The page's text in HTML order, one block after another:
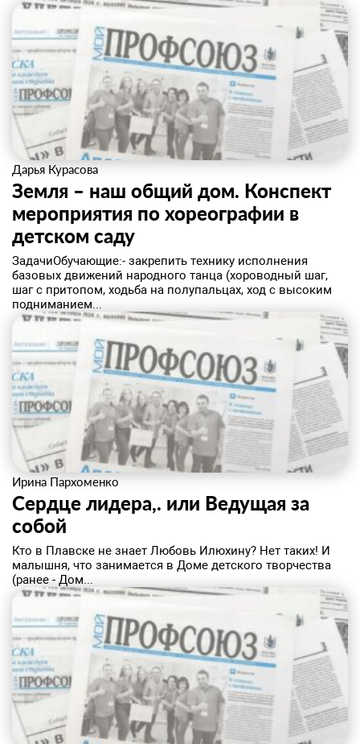
Дарья Курасова
Земля – наш общий дом. Конспект
мероприятия по хореографии в
детском саду
​ЗадачиОбучающие:- закрепить технику исполнения
базовых движений народного танца (хороводный шаг,
шаг с притопом, ходьба на полупальцах, ход с высоким
подниманием...
Ирина Пархоменко
Сердце лидера,. или Ведущая за
собой
​Кто в Плавске не знает Любовь Илюхину? Нет таких! И
малышня, что занимается в Доме детского творчества
(ранее - Дом...